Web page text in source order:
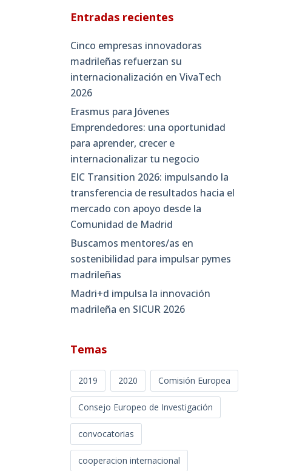
Entradas recientes
Cinco empresas innovadoras
madrileñas refuerzan su
internacionalización en VivaTech
2026
Erasmus para Jóvenes
Emprendedores: una oportunidad
para aprender, crecer e
internacionalizar tu negocio
EIC Transition 2026: impulsando la
transferencia de resultados hacia el
mercado con apoyo desde la
Comunidad de Madrid
Buscamos mentores/as en
sostenibilidad para impulsar pymes
madrileñas
Madri+d impulsa la innovación
madrileña en SICUR 2026
Temas
2019 2020 Comisión Europea
Consejo Europeo de Investigación
convocatorias
cooperacion internacional